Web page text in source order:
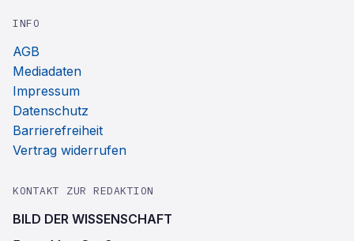
INFO
AGB
Mediadaten
Impressum
Datenschutz
Barrierefreiheit
Vertrag widerrufen
KONTAKT ZUR REDAKTION
BILD DER WISSENSCHAFT